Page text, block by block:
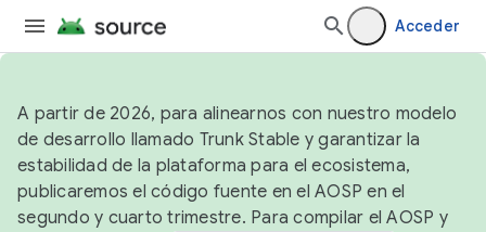
Acceder
A partir de 2026, para alinearnos con nuestro modelo
de desarrollo llamado Trunk Stable y garantizar la
estabilidad de la plataforma para el ecosistema,
publicaremos el código fuente en el AOSP en el
segundo y cuarto trimestre. Para compilar el AOSP y